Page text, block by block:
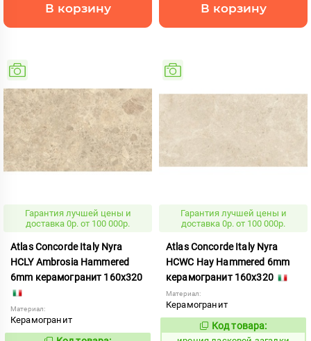
В корзину В корзину
Гарантия лучшей цены и
доставка 0р. от 100 000р.
Atlas Concorde Italy Nyra
HCLY Ambrosia Hammered
6mm керамогранит 160x320
Материал:
Керамогранит
Гарантия лучшей цены и
доставка 0р. от 100 000р.
Atlas Concorde Italy Nyra
HCWC Hay Hammered 6mm
керамогранит 160x320
Материал:
Керамогранит
1099027
Код товара: